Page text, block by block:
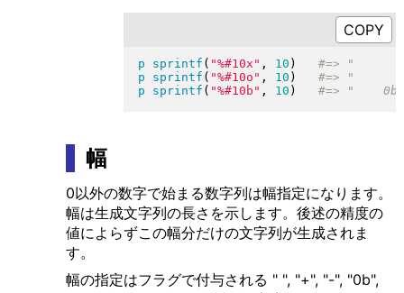
p sprintf ( "%#10x " , 10 )
p
sprintf ( "%#10o " , 10 )
p
sprintf ( "%#10b " , 10 )
幅
0以外の数字で始まる数字列は幅指定になります。
幅は生成文字列の長さを示します。後述の精度の
値によらずこの幅分だけの文字列が生成されま
す。
幅の指定はフラグで付与される " ", "+", "-", "0b",